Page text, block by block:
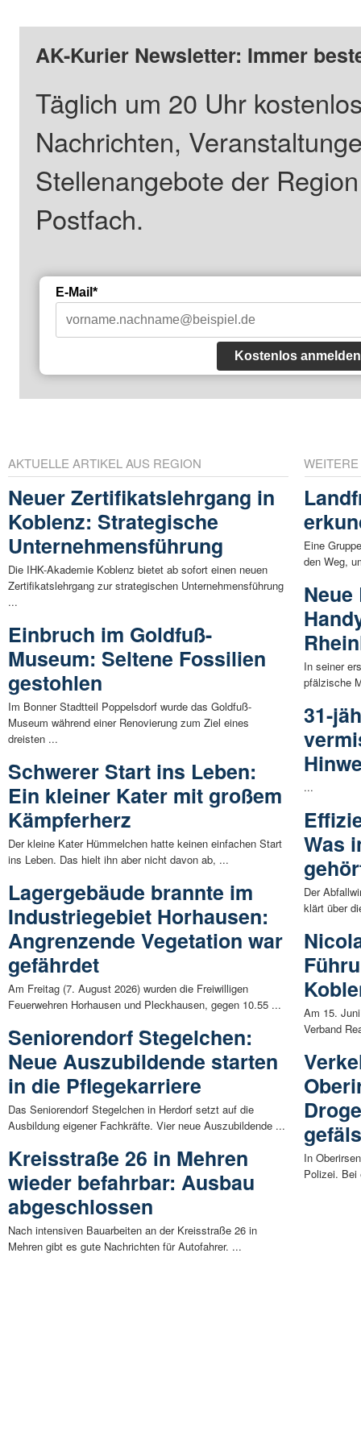
AK-Kurier Newsletter: Immer
Täglich um 20 Uhr
Nachrichten,
Stellenangebote der
Postfach.
E-Mail*
Kostenlos anmelden
AKTUELLE ARTIKEL AUS REGION
Neuer Zertifikatslehrgang in
Koblenz: Strategische
Unternehmensführung
Die IHK-Akademie Koblenz bietet ab sofort einen neuen
Zertifikatslehrgang zur strategischen Unternehmensführung
...
Einbruch im Goldfuß-
Museum: Seltene Fossilien
gestohlen
Im Bonner Stadtteil Poppelsdorf wurde das Goldfuß-
Museum während einer Renovierung zum Ziel eines
dreisten ...
Schwerer Start ins Leben:
Ein kleiner Kater mit großem
Kämpferherz
Der kleine Kater Hümmelchen hatte keinen einfachen Start
ins Leben. Das hielt ihn aber nicht davon ab, ...
Lagergebäude brannte im
Industriegebiet Horhausen:
Angrenzende Vegetation war
gefährdet
Am Freitag (7. August 2026) wurden die Freiwilligen
Feuerwehren Horhausen und Pleckhausen, gegen 10.55 ...
Seniorendorf Stegelchen:
Neue Auszubildende starten
in die Pflegekarriere
Das Seniorendorf Stegelchen in Herdorf setzt auf die
Ausbildung eigener Fachkräfte. Vier neue Auszubildende ...
Kreisstraße 26 in Mehren
wieder befahrbar: Ausbau
abgeschlossen
Nach intensiven Bauarbeiten an der Kreisstraße 26 in
Mehren gibt es gute Nachrichten für Autofahrer. ...
Eine
den Weg,
In seiner
pfälzische
31-
...
Was
Der
klärt über
Am 15.
Verband
In
Polizei. Bei